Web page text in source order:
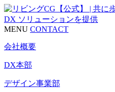
MENU CONTACT
会社概要
DX本部
デザイン事業部